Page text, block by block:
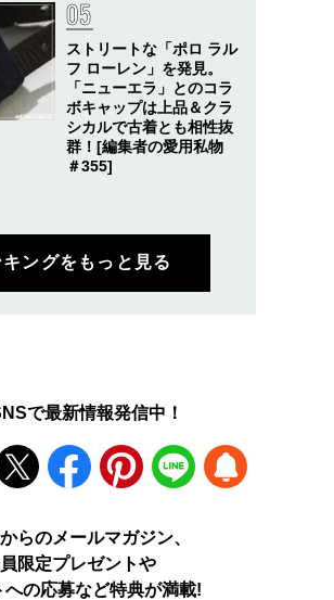
ストリートな「ポロ ラル
フ ローレン」を発見。
「ニューエラ」とのコラ
ボキャップは上品＆クラ
シカルで古着とも相性抜
群！[編集者の愛用私物
＃355]
ングをもっと見る
で最新情報発信中！
Facebook Pinterest LINE
らのメールマガジン、
限定プレゼントや
への応募など特典が満載!